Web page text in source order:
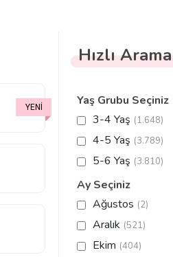
Hızlı Arama
Yaş Grubu Seçiniz
3-4 Yaş (1.648)
4-5 Yaş (3.789)
5-6 Yaş (3.810)
Ay Seçiniz
Ağustos (2)
Aralık (521)
Ekim (404)